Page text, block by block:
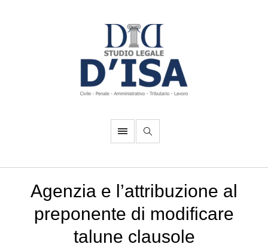
Agenzia e l’attribuzione al
preponente di modificare
talune clausole